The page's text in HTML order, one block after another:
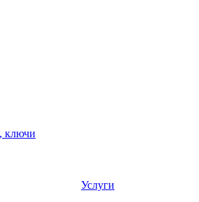
ключи
Услуги